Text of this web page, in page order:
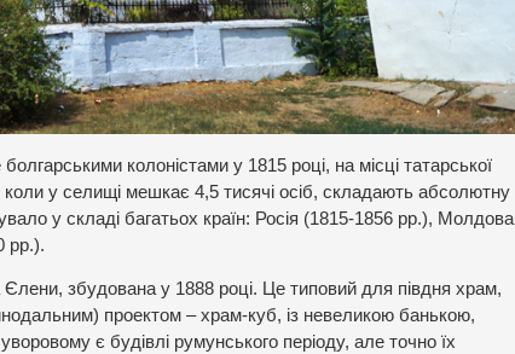
колоністами у 1815 році, на місці татарської
коли у селищі мешкає 4,5 тисячі осіб, складають абсолютну
у складі багатьох країн: Росія (1815-1856 рр.), Молдова
рр.).
збудована у 1888 році. Це типовий для півдня храм,
проектом – храм-куб, із невеликою банькою,
є будівлі румунського періоду, але точно їх